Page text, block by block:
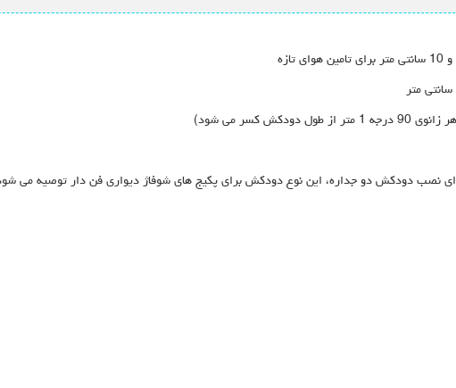
نصب دودکش دو جداره، این نوع دودکش برای پکیج های شوفاژ دیواری فن دار توصیه می